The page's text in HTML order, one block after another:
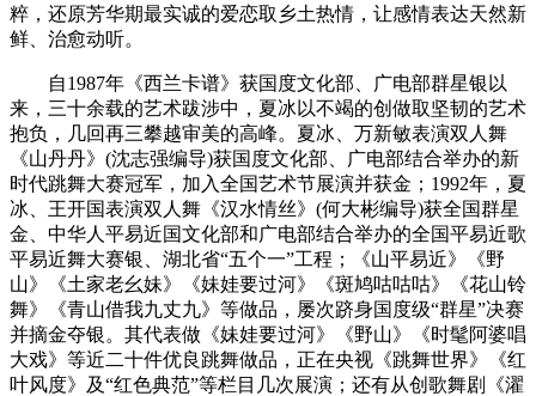
粹，还原芳华期最实诚的爱恋取乡土热情，让感情表达天然新
鲜、治愈动听。
自1987年《西兰卡谱》获国度文化部、广电部群星银以
来，三十余载的艺术跋涉中，夏冰以不竭的创做取坚韧的艺术
抱负，几回再三攀越审美的高峰。夏冰、万新敏表演双人舞
《山丹丹》(沈志强编导)获国度文化部、广电部结合举办的新
时代跳舞大赛冠军，加入全国艺术节展演并获金；1992年，夏
冰、王开国表演双人舞《汉水情丝》(何大彬编导)获全国群星
金、中华人平易近国文化部和广电部结合举办的全国平易近歌
平易近舞大赛银、湖北省“五个一”工程；《山平易近》《野
山》《土家老幺妹》《妹娃要过河》《斑鸠咕咕咕》《花山铃
舞》《青山借我九丈九》等做品，屡次跻身国度级“群星”决赛
并摘金夺银。其代表做《妹娃要过河》《野山》《时髦阿婆唱
大戏》等近二十件优良跳舞做品，正在央视《跳舞世界》《红
叶风度》及“红色典范”等栏目几次展演；还有从创歌舞剧《濯